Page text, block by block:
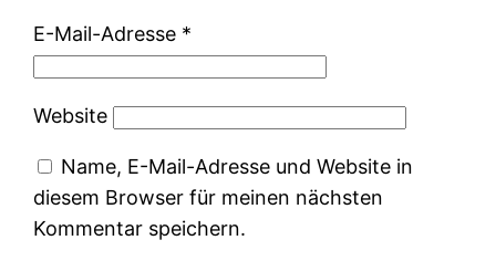
E-Mail-Adresse *
Website
Name, E-Mail-Adresse und Website in
diesem Browser für meinen nächsten
Kommentar speichern.